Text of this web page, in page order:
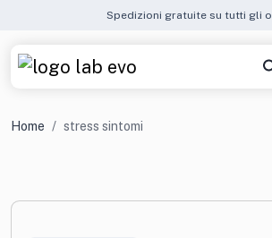
Spedizioni gratuite su tutti gli
Home stress sintomi